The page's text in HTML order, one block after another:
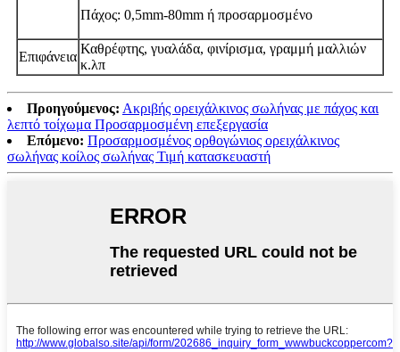
Πάχος: 0,5mm-80mm ή προσαρμοσμένο
Επιφάνεια
Καθρέφτης, γυαλάδα, φινίρισμα, γραμμή μαλλιών
κ.λπ
Προηγούμενος: Ακριβής ορειχάλκινος σωλήνας με πάχος και
λεπτό τοίχωμα Προσαρμοσμένη επεξεργασία
Επόμενο: Προσαρμοσμένος ορθογώνιος ορειχάλκινος
σωλήνας κοίλος σωλήνας Τιμή κατασκευαστή